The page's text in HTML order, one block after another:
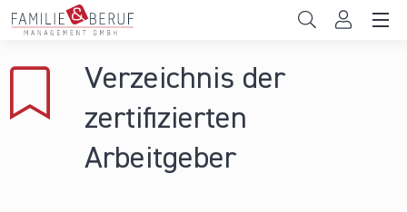
Direkt zum Inhalt
Gemeinden
Verzeichnis der
zertifizierten
Arbeitgeber